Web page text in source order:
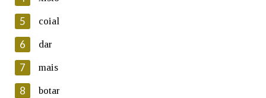
Lin e acepto as condicións da política de
Introduce o código que aparece na imaxe:
5 coial
6 dar
7 mais
8 botar